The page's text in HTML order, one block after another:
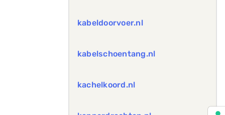
kabeldoorvoer.nl
kabelschoentang.nl
kachelkoord.nl